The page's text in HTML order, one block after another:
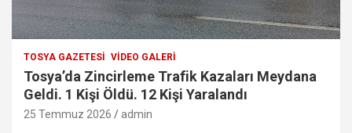
TOSYA GAZETESI VIDEO GALERI
Tosya’da Zincirleme Trafik Kazaları Meydana
Geldi. 1 Kişi Öldü. 12 Kişi Yaralandı
25 Temmuz 2026 admin